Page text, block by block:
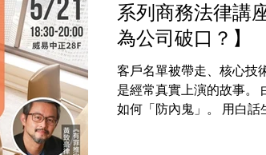
系列商務法律講
為公司破口？】
客戶名單被帶走、核心技
是經常真實上演的故事。
如何「防內鬼」。 用白話